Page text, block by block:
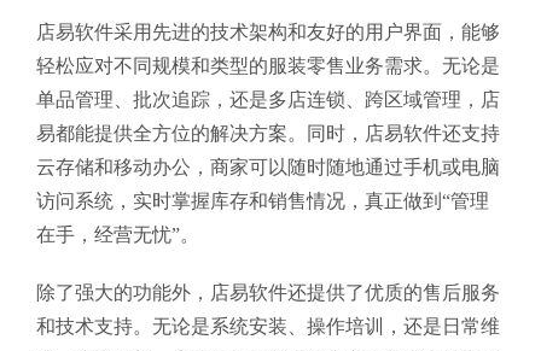
店易软件采用先进的技术架构和友好的用户界面，能够
轻松应对不同规模和类型的服装零售业务需求。无论是
单品管理、批次追踪，还是多店连锁、跨区域管理，店
易都能提供全方位的解决方案。同时，店易软件还支持
云存储和移动办公，商家可以随时随地通过手机或电脑
访问系统，实时掌握库存和销售情况，真正做到“管理
在手，经营无忧”。
除了强大的功能外，店易软件还提供了优质的售后服务
和技术支持。无论是系统安装、操作培训，还是日常维